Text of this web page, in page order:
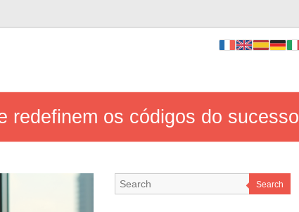
redefinem os códigos do sucesso
Search